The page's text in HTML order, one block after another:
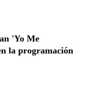
'Yo Me
la programación